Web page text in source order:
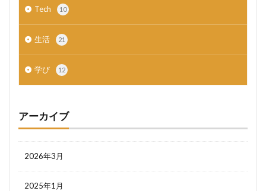
Tech 10
生活 21
学び 12
アーカイブ
2026年3月
2025年1月